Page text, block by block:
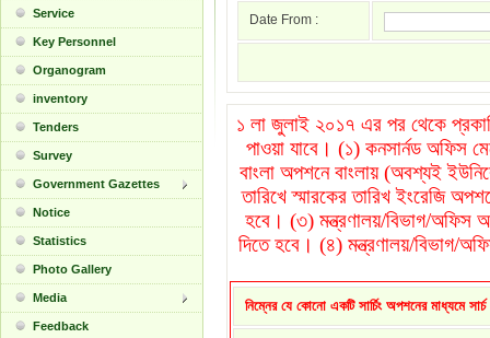
Service
Key Personnel
Organogram
inventory
Tenders
Survey
Government Gazettes
Notice
Statistics
Photo Gallery
Media
Feedback
Date From :
১ লা জুলাই ২০১৭ এর পর থেকে
পাওয়া যাবে। (১) কনসার্নড অফিস
বাংলা অপশনে বাংলায় (অবশ্যই
তারিখে স্মারকের তারিখ ইংরেজি
হবে। (৩) মন্ত্রণালয়/বিভাগ/অফিস
দিতে হবে। (৪) মন্ত্রণালয়/বিভাগ/
নিম্নের যে কোনো একটি সার্চিং অপশনের মাধ্যমে